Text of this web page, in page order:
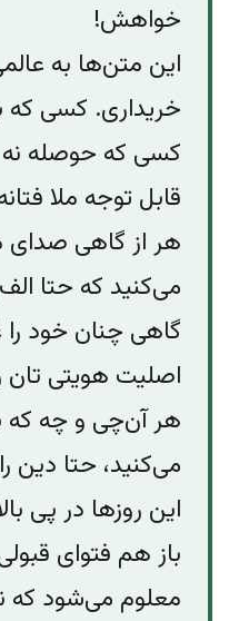
خواهش!
این متن‌ها به
خریداری. کسی که
کسی که حوصله نه
قابل توجه ملا
هر از گاهی صدای
می‌کنید که حتا
گاهی چنان خود
اصلیت هویتی تان
هر آن‌چی و چه که
می‌کنید،‌ حتا دین
این روزها در پی
باز هم فتوای
معلوم می‌شود که